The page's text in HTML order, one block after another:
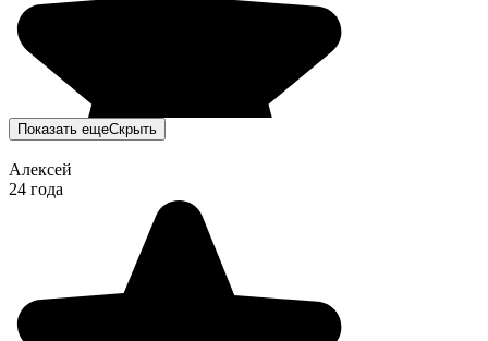
Показать ещеСкрыть
Алексей
24 года